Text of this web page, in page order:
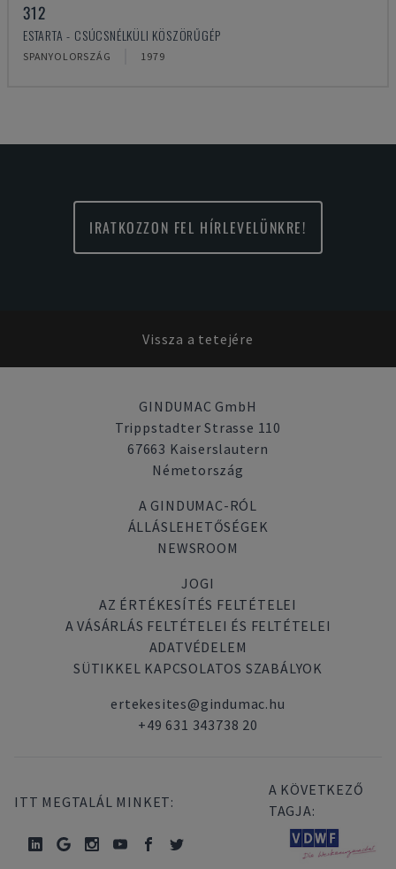
312
ESTARTA - CSÚCSNÉLKÜLI KÖSZÖRŰGÉP
SPANYOLORSZÁG 1979
IRATKOZZON FEL HÍRLEVELÜNKRE!
Vissza a tetejére
GINDUMAC GmbH
Trippstadter Strasse 110
67663 Kaiserslautern
Németország
A GINDUMAC-RÓL
ÁLLÁSLEHETŐSÉGEK
NEWSROOM
JOGI
AZ ÉRTÉKESÍTÉS FELTÉTELEI
A VÁSÁRLÁS FELTÉTELEI ÉS FELTÉTELEI
ADATVÉDELEM
SÜTIKKEL KAPCSOLATOS SZABÁLYOK
ertekesites@gindumac.hu
+49 631 343738 20
ITT MEGTALÁL MINKET:
A KÖVETKEZŐ
TAGJA: